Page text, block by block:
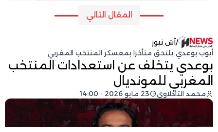
المقال التالي
/آش نيوز
أيوب بوعدي يلتحق متأخرا بمعسكر المنتخب المغربي
بوعدي يتخلف عن استعدادات المنتخب
المغربي للمونديال
محمد التادلاوي 23 مايو 2026 - 14:00